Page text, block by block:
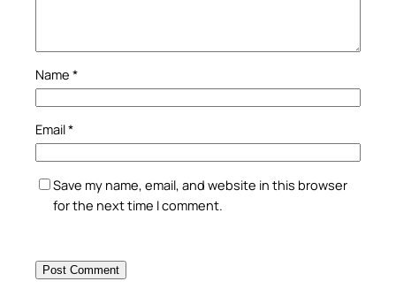
Name *
Email*
Save my name, email, and website in this browser
for the next time I comment.